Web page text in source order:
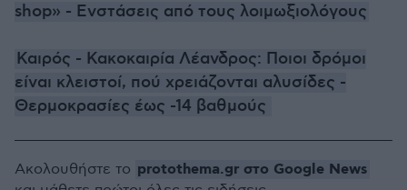
shop» - Ενστάσεις από τους λοιμωξιολόγους
Καιρός - Κακοκαιρία Λέανδρος: Ποιοι δρόμοι
είναι κλειστοί, πού χρειάζονται αλυσίδες -
Θερμοκρασίες έως -14 βαθμούς
Ακολουθήστε το protothema.gr στο Google News